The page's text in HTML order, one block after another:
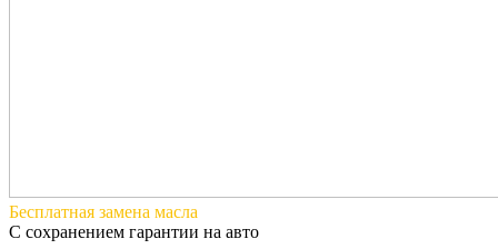
Бесплатная замена масла
С сохранением гарантии на авто